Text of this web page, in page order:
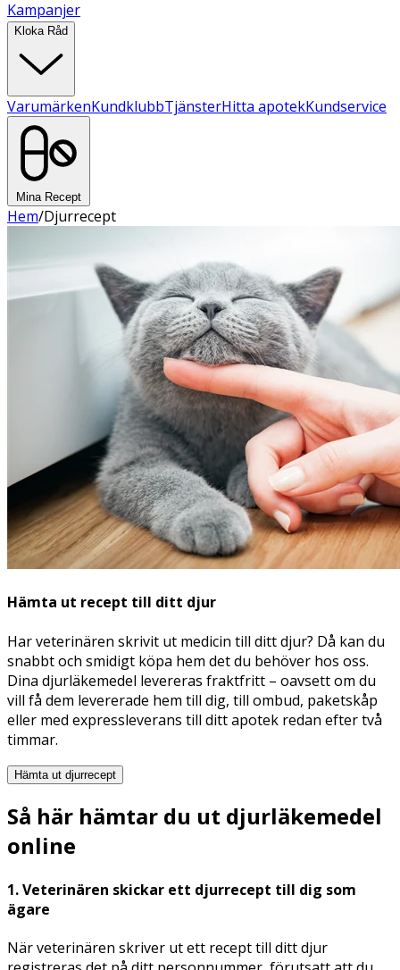
Kampanjer
Kloka Råd
VarumärkenKundklubbTjänsterHitta apotekKundservice
Mina Recept
Hem/Djurrecept
Hämta ut recept till ditt djur
Har veterinären skrivit ut medicin till ditt djur? Då kan du
snabbt och smidigt köpa hem det du behöver hos oss.
Dina djurläkemedel levereras fraktfritt – oavsett om du
vill få dem levererade hem till dig, till ombud, paketskåp
eller med expressleverans till ditt apotek redan efter två
timmar.
Hämta ut djurrecept
Så här hämtar du ut djurläkemedel
online
1. Veterinären skickar ett djurrecept till dig som
ägare
När veterinären skriver ut ett recept till ditt djur